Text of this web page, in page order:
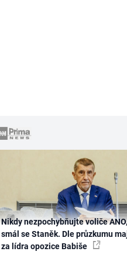
Nikdy nezpochybňujte voliče ANO,
smál se Staněk. Dle průzkumu
za lídra opozice Babiše